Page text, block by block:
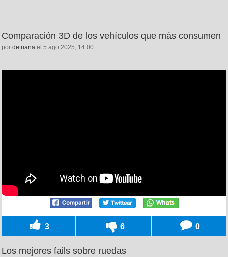
Comparación 3D de los vehículos que más consumen
por detriana el 5 ago 2025, 14:00
3 6 0
Los mejores fails sobre ruedas